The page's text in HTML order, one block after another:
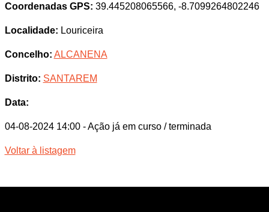
Coordenadas GPS: 39.445208065566, -8.7099264802246
Localidade: Louriceira
Concelho: ALCANENA
Distrito: SANTAREM
Data:
04-08-2024 14:00 - Ação já em curso / terminada
Voltar à listagem